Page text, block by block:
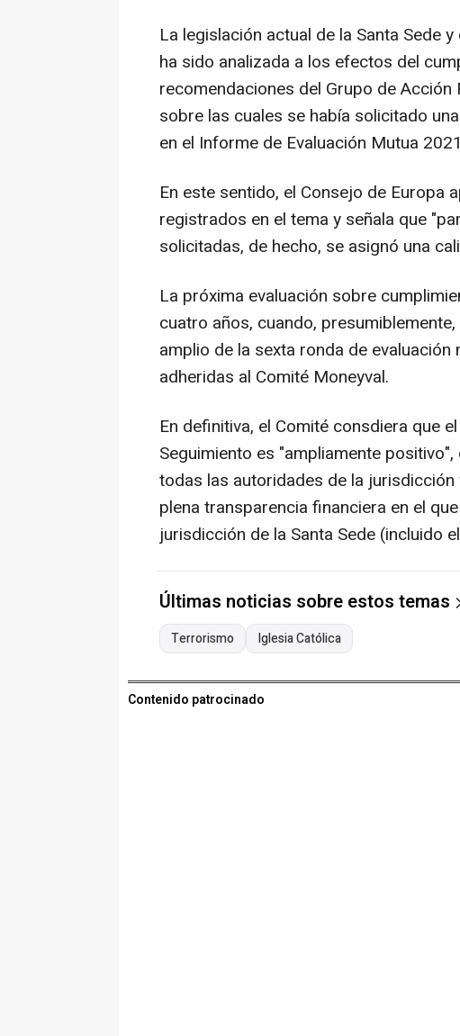
La legislación actual de la Santa Sede
ha sido analizada a los efectos del
recomendaciones del Grupo de Acción
sobre las cuales se había solicitado
en el Informe de Evaluación Mutua
En este sentido, el Consejo de Europa
registrados en el tema y señala que
solicitadas, de hecho, se asignó una
La próxima evaluación sobre
cuatro años, cuando,
amplio de la sexta ronda de
adheridas al Comité Moneyval.
En definitiva, el Comité consdiera que
Seguimiento es "ampliamente
todas las autoridades de la
plena transparencia financiera en el
jurisdicción de la Santa Sede (incluido
Últimas noticias sobre estos temas
Terrorismo Iglesia Católica
Contenido patrocinado